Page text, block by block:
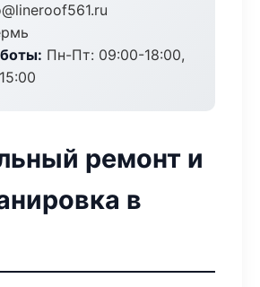
Пн-Пт: 09:00-18:00,
ремонт и
в